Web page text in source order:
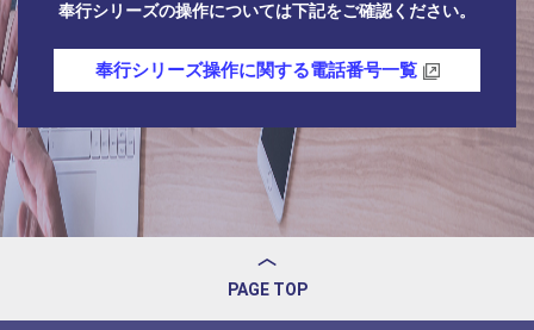
奉行シリーズの操作については下記をご確認ください。
奉行シリーズ操作に関する電話番号一覧
PAGE TOP